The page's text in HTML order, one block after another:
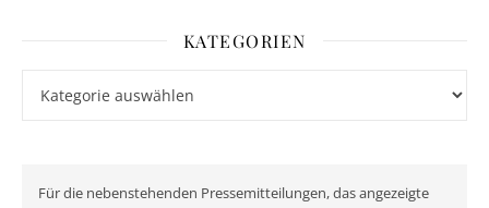
KATEGORIEN
Für die nebenstehenden Pressemitteilungen, das angezeigte